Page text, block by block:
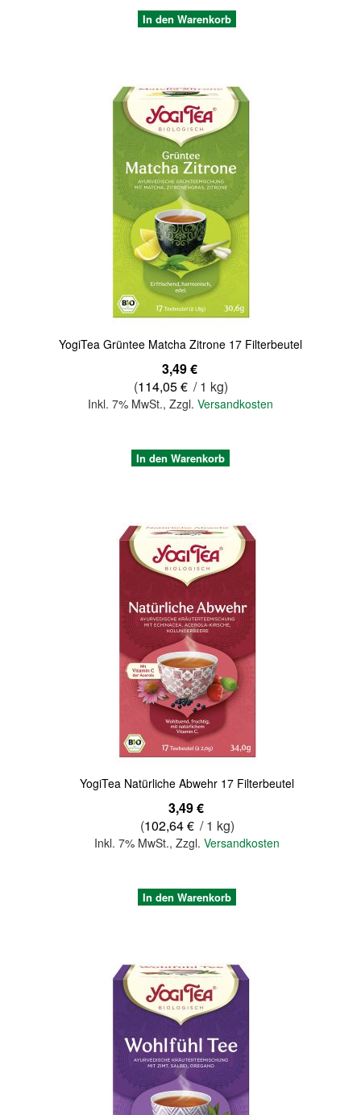
In den Warenkorb
YogiTea Grüntee Matcha Zitrone 17 Filterbeutel
3,49 €
(114,05 € / 1 kg)
Inkl. 7% MwSt., Zzgl. Versandkosten
In den Warenkorb
YogiTea Natürliche Abwehr 17 Filterbeutel
3,49 €
(102,64 € / 1 kg)
Inkl. 7% MwSt.,Zzgl.Versandkosten
In den Warenkorb